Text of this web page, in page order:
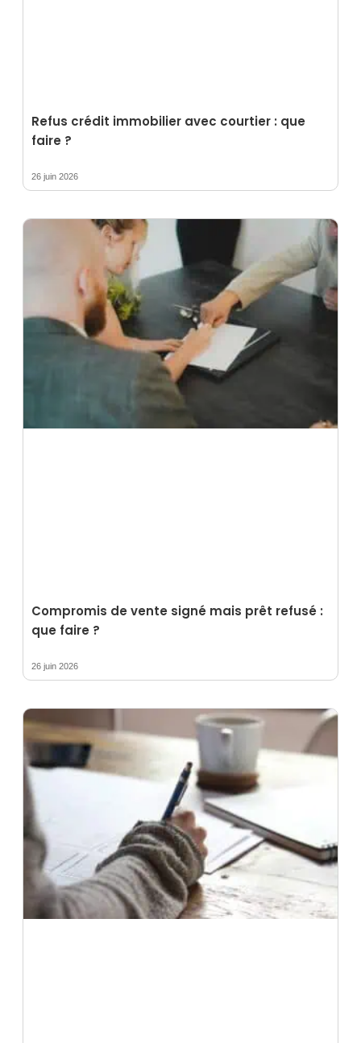
Refus crédit immobilier avec courtier : que
faire ?
26 juin 2026
Compromis de vente signé mais prêt refusé :
que faire ?
26 juin 2026